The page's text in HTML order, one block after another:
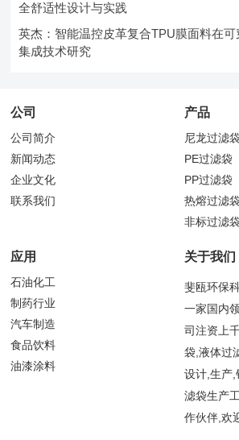
全舒适性设计与实践
英杰：智能温控皮革复合TPU膜面料在
集成技术研究
公司
公司简介
新闻动态
企业文化
联系我们
产品
尼龙过滤
PE过滤袋
PP过滤袋
热熔过滤
非标过滤
应用
石油化工
制药行业
汽车制造
食品饮料
油漆涂料
关于我们
斐瓯环保
一家国内
司注资上
袋,液体过
设计,生产,
滤袋生产
作伙伴,欢